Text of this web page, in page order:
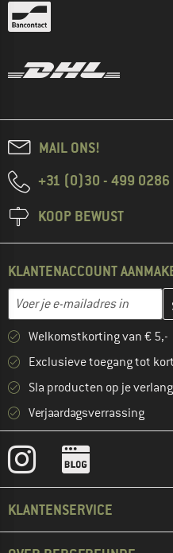
MAIL ONS!
+31 (0)30 - 499 0286
KOOP BEWUST
KLANTENACCOUNT
E-mailadres
Vul je e-mailadres hier in en
Welkomstkorting van €
Exclusieve toegang tot
Sla producten op je
Verjaardagsverrassing
KLANTENSERVICE